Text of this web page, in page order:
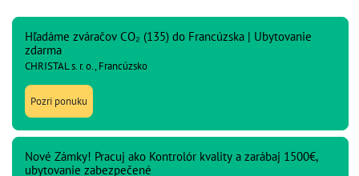
Hľadáme zváračov CO₂ (135) do Francúzska | Ubytovanie
zdarma
CHRISTAL s. r. o., Francúzsko
Pozri ponuku
Nové Zámky! Pracuj ako Kontrolór kvality a zarábaj 1500€,
ubytovanie zabezpečené